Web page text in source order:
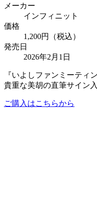
メーカー
インフィニット
価格
1,200円（税込）
発売日
2026年2月1日
『いよしファンミーテ
貴重な美胡の直筆サイン入
ご購入はこちらから